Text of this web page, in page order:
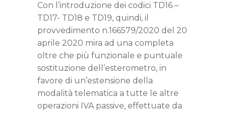
Con l’introduzione dei codici TD16 –
TD17- TD18 e TD19, quindi, il
provvedimento n.166579/2020 del 20
aprile 2020 mira ad una completa
oltre che più funzionale e puntuale
sostituzione dell’esterometro, in
favore di un’estensione della
modalità telematica a tutte le altre
operazioni IVA passive, effettuate da